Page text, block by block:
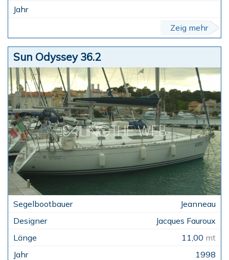
Zeig mehr
Sun Odyssey 36.2
Jeanneau
Jacques Fauroux
11,00 mt
1998